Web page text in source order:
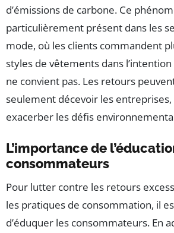
d’émissions de carbone. Ce
particulièrement présent dans les
mode, où les clients commandent
styles de vêtements dans
ne convient pas. Les retours
seulement décevoir les
exacerber les défis
L’importance de
consommateurs
Pour lutter contre les retours
les pratiques de consommation, il
d’éduquer les consommateurs. En